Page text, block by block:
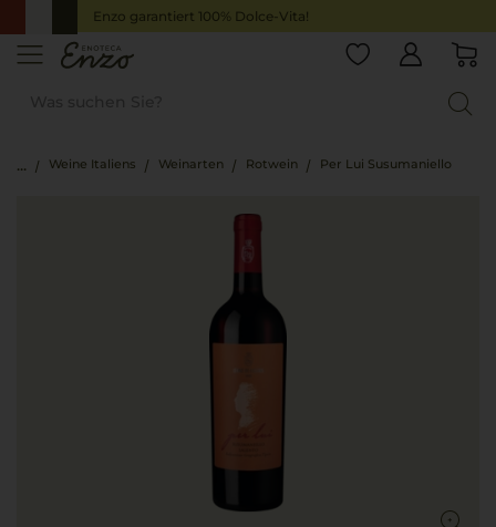
Enzo garantiert 100% Dolce-Vita!
Weine Italiens Weinarten Rotwein Per Lui Susumaniello